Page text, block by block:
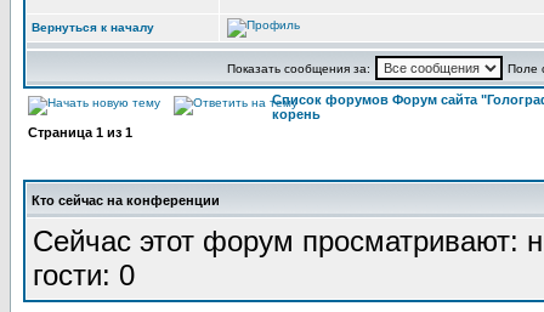
Вернуться к началу
Показать сообщения за: Поле
Список форумов Форум сайта
корень
Страница 1 из 1
Кто сейчас на конференции
Сейчас этот форум просматривают:
гости: 0